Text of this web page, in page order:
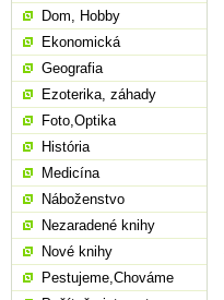
Dom, Hobby
Ekonomická
Geografia
Ezoterika, záhady
Foto,Optika
História
Medicína
Náboženstvo
Nezaradené knihy
Nové knihy
Pestujeme,Chováme